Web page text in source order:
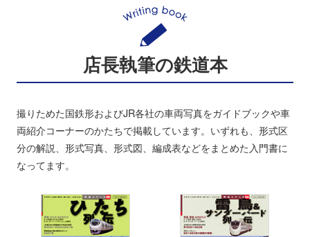
店長執筆の鉄道本
撮りためた国鉄形およびJR各社の車両写真をガイドブックや車
両紹介コーナーのかたちで掲載しています。いずれも、形式区
分の解説、形式写真、形式図、編成表などをまとめた入門書に
なってます。